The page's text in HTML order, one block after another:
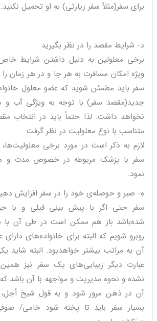
برای سفر(مثلاً سفر زیارتی) به او تحمیل نکنید.
د- شرایط مقصد را در نظر بگیرید
برخی معلولین به دلیل داشتن شرایط
ویژه امکان مسافرت به هر جا و در هر زمان
سفر باید مطمئن شوید که عضو معلول
جدید(مقصد سفر) با توجه به ویژگی آب
نخواهد داشت. لذا حتماً باید در انتخاب
متناسب با نوع معلولیت در نظر گرفت.
لازم به ذکر است در مورد برخی
سفر با پزشک مربوطه در خصوص مدت و
نمود.
ه- صبر و حوصله‌‌ی خود را در سفر افزایش
سفر حتی اگر با پیش بینی قبلی و با
شده‌باشد باز هم ممکن است در طی آن با
روبرو شویم که البته برای خانواده‌های
آن به مراتب بیشتر خواهدبود. البته شاید
عبارت دیگر زیبایی‌های یک سفر نیز
نشده و نحوه مدیریت و مواجهه با آن باشد
آن در ذهن مرور شود و به قول شیخ
بسیار سفر باید تا پخته شود خامی/